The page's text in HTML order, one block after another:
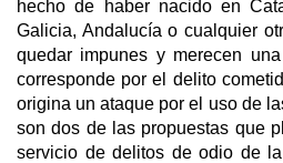
hecho de haber nacido en
Galicia, Andalucía o cualquier
quedar impunes y merecen
corresponde por el delito
origina un ataque por el uso de
son dos de las propuestas que
servicio de delitos de odio de la